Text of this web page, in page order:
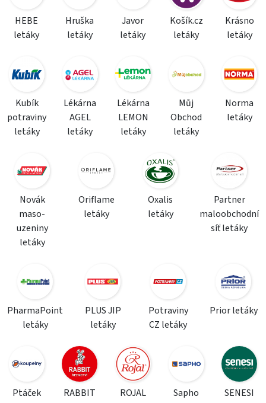
HEBE
letáky
Hruška
letáky
Javor
letáky
Košík.cz
letáky
Krásno
letáky
Kubík
potraviny
letáky
Lékárna
AGEL
letáky
Lékárna
LEMON
letáky
Můj
Obchod
letáky
Norma
letáky
Novák
maso-
uzeniny
letáky
Oriflame
letáky
Oxalis
letáky
Partner
maloobchodní
síť letáky
PharmaPoint
letáky
PLUS JIP
letáky
Potraviny
CZ letáky
Prior letáky
Ptáček
RABBIT
ROJAL
Sapho
SENESI